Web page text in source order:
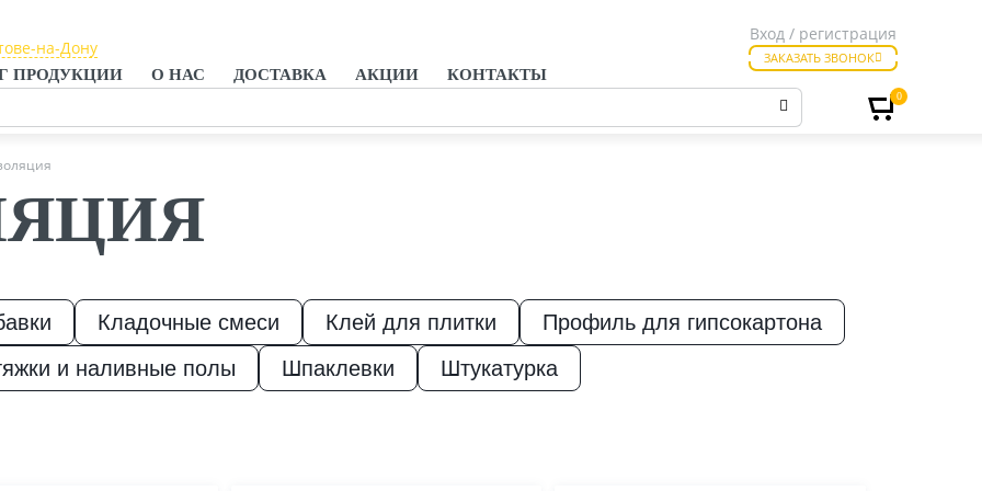
ПРОДУКЦИИ О НАС ДОСТАВКА АКЦИИ КОНТАКТЫ
на-Дону
на-Дону
Вход / регистрация
ЗАКАЗАТЬ ЗВОНОК
0
Кладочные смеси Клей для плитки
Профиль для гипсокартона
и наливные полы Шпаклевки Штукатурка